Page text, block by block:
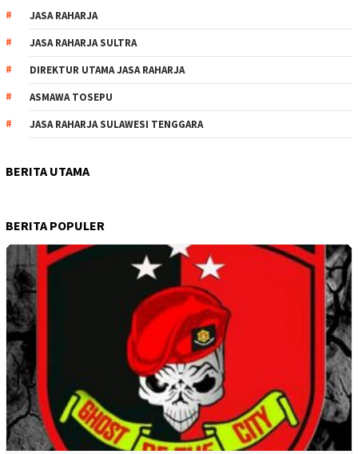
JASA RAHARJA
JASA RAHARJA SULTRA
DIREKTUR UTAMA JASA RAHARJA
ASMAWA TOSEPU
JASA RAHARJA SULAWESI TENGGARA
BERITA UTAMA
BERITA POPULER